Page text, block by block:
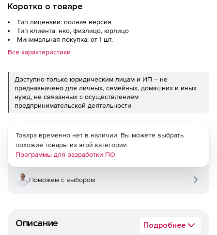
Коротко о товаре
Тип лицензии: полная версия
Тип клиента: нко, физлицо, юрлицо
Минимальная покупка: от 1 шт.
Все характеристики
Доступно только юридическим лицам и ИП – не
предназначено для личных, семейных, домашних и иных
нужд, не связанных с осуществлением
предпринимательской деятельности
Описание Подробнее
Товара временно нет в наличии. Вы можете выбрать
похожие товары из этой категории
Программы для разработки ПО
Поможем с выбором